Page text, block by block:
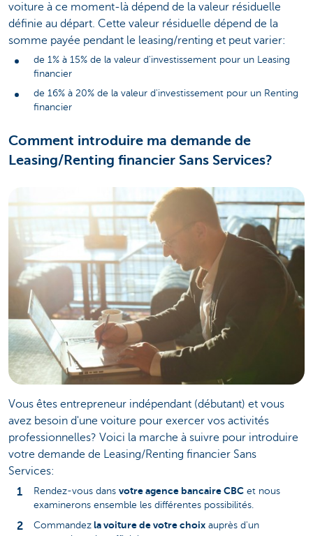
voiture à ce moment-là dépend de la valeur résiduelle
définie au départ. Cette valeur résiduelle dépend de la
somme payée pendant le leasing/renting et peut varier:
de 1% à 15% de la valeur d'investissement pour un Leasing
financier
de 16% à 20% de la valeur d'investissement pour un Renting
financier
Comment introduire ma demande de
Leasing/Renting financier Sans Services?
Vous êtes entrepreneur indépendant (débutant) et vous
avez besoin d'une voiture pour exercer vos activités
professionnelles? Voici la marche à suivre pour introduire
votre demande de Leasing/Renting financier Sans
Services:
Rendez-vous dans votre agence bancaire CBC et nous
examinerons ensemble les différentes possibilités.
Commandez la voiture de votre choix auprès d'un